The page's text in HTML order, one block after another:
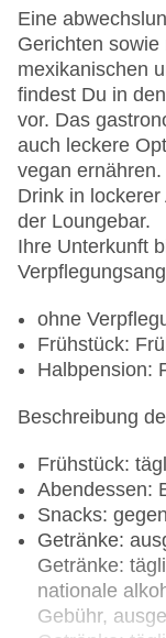
Eine
Gerichten
mexikanischen
findest Du in
vor. Das
auch leckere
vegan
Drink in
der Loungebar.
Ihre Unterkunft
ohne
Frühstück:
Halbpension:
Beschreibung
Frühstück:
Abendessen:
Snacks:
Getränke:
Getränke:
nationale
Gebühr,